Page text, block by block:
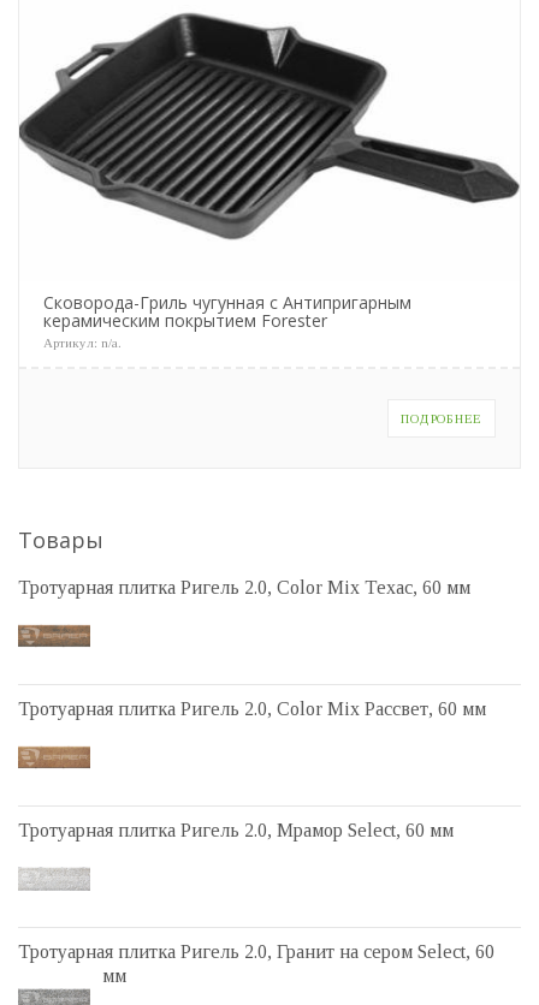
Сковорода-Гриль чугунная с Антипригарным
керамическим покрытием Forester
Артикул: n/a
ПОДРОБНЕЕ
Товары
Тротуарная плитка Ригель 2.0, Color Mix Техас, 60 мм
Тротуарная плитка Ригель 2.0, Color Mix Рассвет, 60 мм
Тротуарная плитка Ригель 2.0, Мрамор Select, 60 мм
Тротуарная плитка Ригель 2.0, Гранит на сером Select, 60
мм